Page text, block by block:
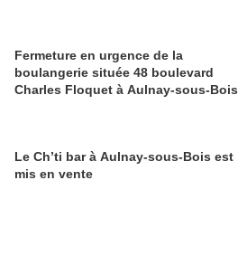
Fermeture en urgence de la
boulangerie située 48 boulevard
Charles Floquet à Aulnay-sous-Bois
Le Ch’ti bar à Aulnay-sous-Bois est
mis en vente